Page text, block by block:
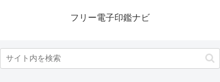
フリー電子印鑑ナビ